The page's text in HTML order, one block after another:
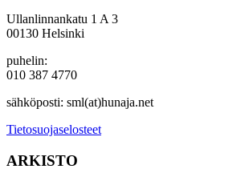
Ullanlinnankatu 1 A 3
00130 Helsinki
puhelin:
010 387 4770
sähköposti: sml(at)hunaja.net
Tietosuojaselosteet
ARKISTO